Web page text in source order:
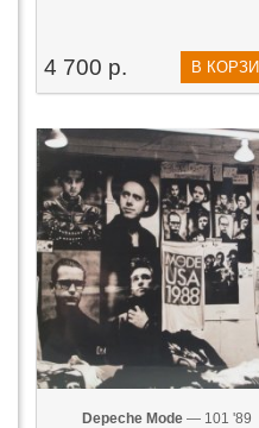
4 700 р. В
Depeche Mode — 101 '89